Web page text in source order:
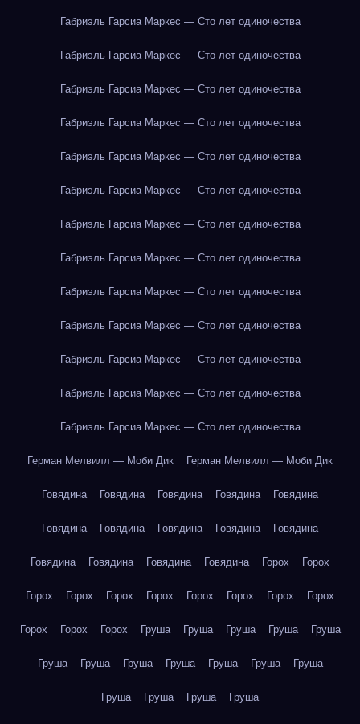
Габриэль Гарсиа Маркес — Сто лет одиночества
Габриэль Гарсиа Маркес — Сто лет одиночества
Габриэль Гарсиа Маркес — Сто лет одиночества
Габриэль Гарсиа Маркес — Сто лет одиночества
Габриэль Гарсиа Маркес — Сто лет одиночества
Габриэль Гарсиа Маркес — Сто лет одиночества
Габриэль Гарсиа Маркес — Сто лет одиночества
Габриэль Гарсиа Маркес — Сто лет одиночества
Габриэль Гарсиа Маркес — Сто лет одиночества
Габриэль Гарсиа Маркес — Сто лет одиночества
Габриэль Гарсиа Маркес — Сто лет одиночества
Габриэль Гарсиа Маркес — Сто лет одиночества
Габриэль Гарсиа Маркес — Сто лет одиночества
Герман Мелвилл — Моби Дик Герман Мелвилл — Моби Дик
Говядина Говядина Говядина Говядина Говядина
Говядина Говядина Говядина Говядина Говядина
Говядина Говядина Говядина Говядина Горох Горох
Горох Горох Горох Горох Горох Горох Горох Горох
Горох Горох Горох Груша Груша Груша Груша Груша
Груша Груша Груша Груша Груша Груша Груша
Груша Груша Груша Груша